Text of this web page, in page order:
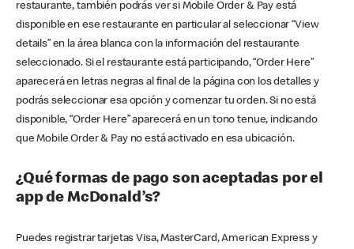
restaurante, también podrás ver si Mobile Order & Pay está
disponible en ese restaurante en particular al seleccionar “View
details” en la área blanca con la información del restaurante
seleccionado. Si el restaurante está participando, “Order Here”
aparecerá en letras negras al final de la página con los detalles y
podrás seleccionar esa opción y comenzar tu orden. Si no está
disponible, “Order Here” aparecerá en un tono tenue, indicando
que Mobile Order & Pay no está activado en esa ubicación.
¿Qué formas de pago son aceptadas por el
app de McDonald’s?
Puedes registrar tarjetas Visa, MasterCard, American Express y